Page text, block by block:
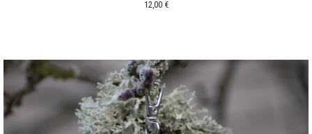
12,00 €